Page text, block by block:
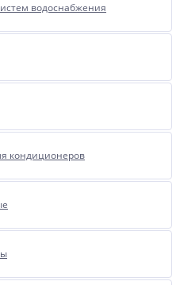
водоснабжения
кондиционеров